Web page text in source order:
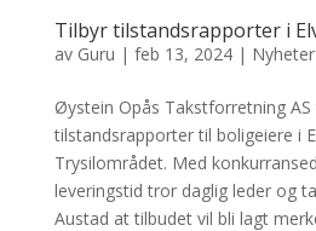
Tilbyr tilstandsrapporter i
av Guru | feb 13, 2024| Nyheter
Øystein Opås Takstforretning AS
tilstandsrapporter til boligeiere i
Trysilområdet. Med
leveringstid tror daglig leder og
Austad at tilbudet vil bli lagt